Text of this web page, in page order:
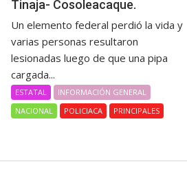
Tinaja- Cosoleacaque.
Un elemento federal perdió la vida y
varias personas resultaron
lesionadas luego de que una pipa
cargada...
ESTATAL
INFORMACIÓN GENERAL
NACIONAL
POLICIACA PRINCIPALES